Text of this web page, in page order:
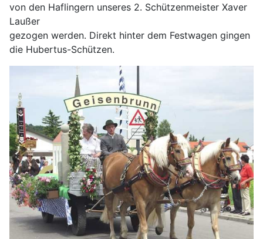
von den Haflingern unseres 2. Schützenmeister Xaver
Laußer
gezogen werden. Direkt hinter dem Festwagen gingen
die Hubertus-Schützen.